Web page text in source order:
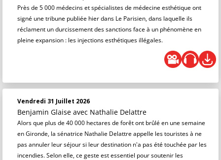
Près de 5 000 médecins et spécialistes de médecine esthétique ont
signé une tribune publiée hier dans Le Parisien, dans laquelle ils
réclament un durcissement des sanctions face à un phénomène en
pleine expansion : les injections esthétiques illégales.
Vendredi 31 Juillet 2026
Benjamin Glaise avec Nathalie Delattre
Alors que plus de 40 000 hectares de forêt ont brûlé en une semaine
en Gironde, la sénatrice Nathalie Delattre appelle les touristes à ne
pas annuler leur séjour si leur destination n'a pas été touchée par les
incendies. Selon elle, ce geste est essentiel pour soutenir les